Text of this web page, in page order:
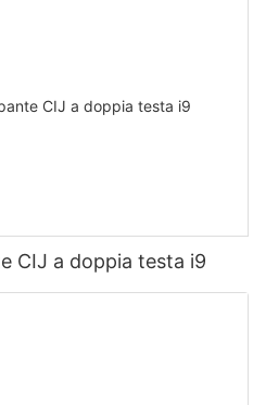
CIJ a doppia testa i9